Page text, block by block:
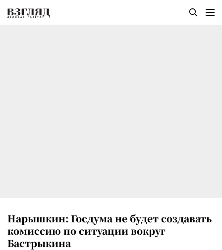
Нарышкин: Госдума не будет создавать
комиссию по ситуации вокруг
Бастрыкина